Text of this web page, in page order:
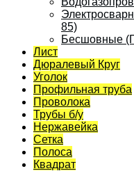
85)
Бесшовные
Лист
Дюралевый Круг
Уголок
Профильная труба
Проволока
Трубы б/у
Нержавейка
Сетка
Полоса
Квадрат